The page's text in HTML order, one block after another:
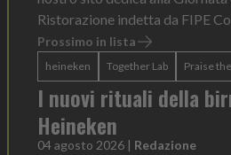
Ristorazione indetta da FIPE
Prossimo in lista
heineken Together Lab Praise
I nuovi rituali della
Heineken
04 agosto 2026 | Redazione